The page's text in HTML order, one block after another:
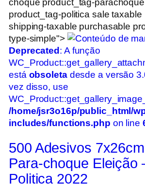
product_tag-politica sale taxable
shipping-taxable purchasable
type-simple">
Deprecated: A função
está obsoletadesde a versão
vez disso, use
/home/jsr3o16p/public_html/
includes/functions.php on line
500 Adesivos 7x26cm
Para-choque Eleição
Politica 2022